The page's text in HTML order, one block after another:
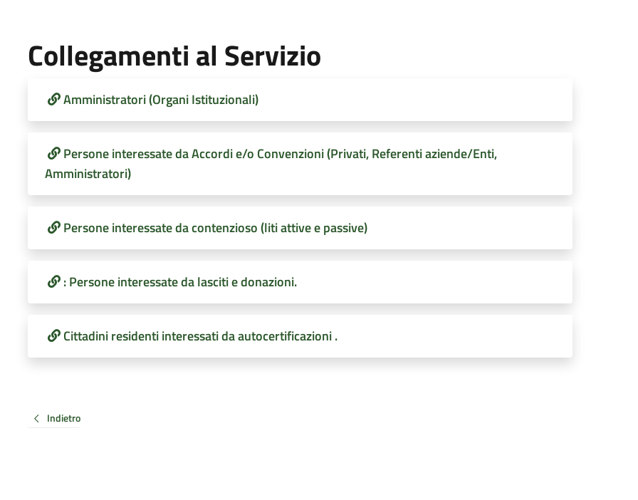
Collegamenti al Servizio
Amministratori (Organi Istituzionali)
Persone interessate da Accordi e/o Convenzioni (Privati, Referenti aziende/Enti,
Amministratori)
Persone interessate da contenzioso (liti attive e passive)
: Persone interessate da lasciti e donazioni.
Cittadini residenti interessati da autocertificazioni .
Indietro